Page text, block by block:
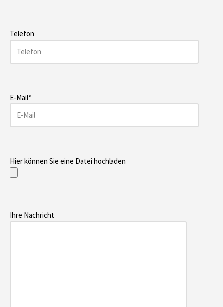
Telefon
E-Mail*
Hier können Sie eine Datei hochladen
Ihre Nachricht